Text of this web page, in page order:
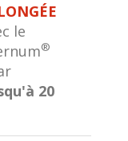
le
®
20